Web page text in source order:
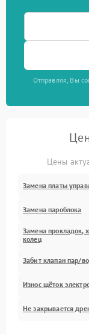
Отправляя, Вы
Цены
Замена платы
Замена пароблока
Замена прокладок,
колец
Забит клапан пар/
Износ щёток
Не закрывается